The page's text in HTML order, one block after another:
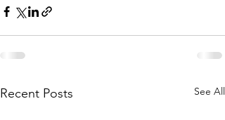
Recent Posts See All